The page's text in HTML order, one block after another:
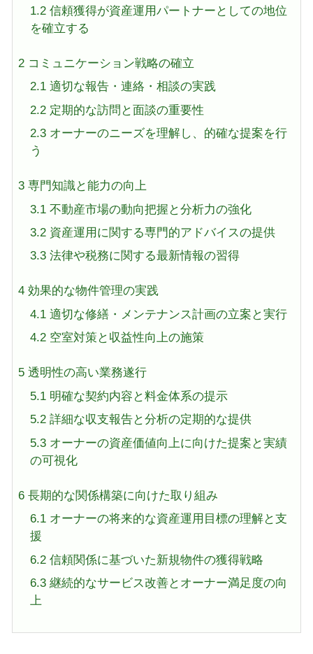
1.2信頼獲得が資産運用パートナーとしての地位
を確立する
2 コミュニケーション戦略の確立
2.1適切な報告・連絡・相談の実践
2.2定期的な訪問と面談の重要性
2.3オーナーのニーズを理解し、的確な提案を行
う
3 専門知識と能力の向上
3.1不動産市場の動向把握と分析力の強化
3.2資産運用に関する専門的アドバイスの提供
3.3法律や税務に関する最新情報の習得
4 効果的な物件管理の実践
4.1適切な修繕・メンテナンス計画の立案と実行
4.2空室対策と収益性向上の施策
5 透明性の高い業務遂行
5.1明確な契約内容と料金体系の提示
5.2詳細な収支報告と分析の定期的な提供
5.3オーナーの資産価値向上に向けた提案と実績
の可視化
6 長期的な関係構築に向けた取り組み
6.1オーナーの将来的な資産運用目標の理解と支
援
6.2信頼関係に基づいた新規物件の獲得戦略
6.3継続的なサービス改善とオーナー満足度の向
上